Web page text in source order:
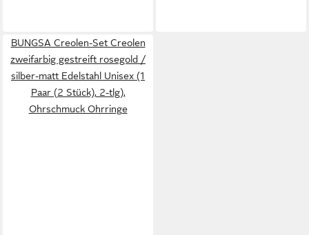
BUNGSA Creolen-Set Creolen
zweifarbig gestreift rosegold /
silber-matt Edelstahl Unisex (1
Paar (2 Stück), 2-tlg),
Ohrschmuck Ohrringe